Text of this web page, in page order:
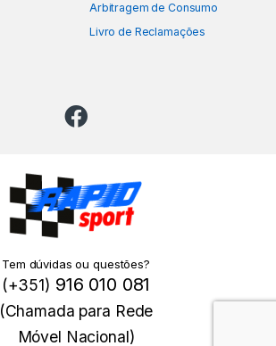
Arbitragem de Consumo
Livro de Reclamações
Tem dúvidas ou questões?
(+351) 916 010 081
(Chamada para Rede
Móvel Nacional)